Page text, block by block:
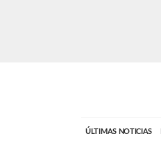
ÚLTIMAS NOTICIAS